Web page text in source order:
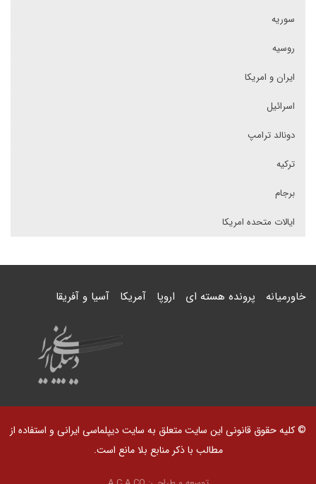
سوریه
روسیه
ایران و امریکا
اسرائیل
دونالد ترامپ
ترکیه
برجام
ایالات متحده امریکا
خاورمیانه پرونده هسته ای اروپا آمریکا آسیا و آفریقا
© کلیه حقوق قانونی این سایت متعلق به سایت دیپلماسی ایرانی و استفاده از
مطالب با ذکر منابع بلا مانع است.